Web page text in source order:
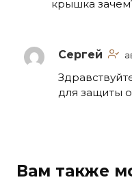
крышка
Сергей
для защиты
Вам также